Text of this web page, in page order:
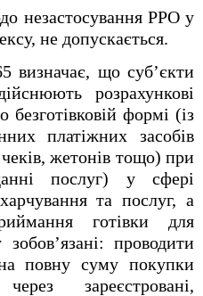
незастосування РРО у
не допускається.
визначає, що суб’єкти
розрахункові
безготівковій формі (із
платіжних засобів
жетонів тощо) при
послуг) у сфері
та послуг, а
готівки для
проводити
на повну суму покупки
зареєстровані,